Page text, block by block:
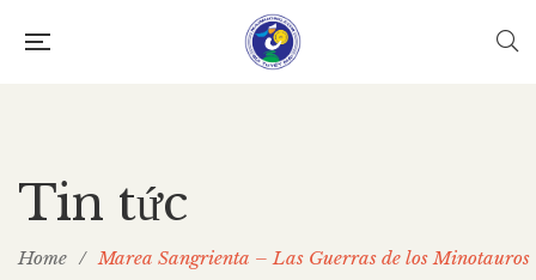
Tin tức
Home / Marea Sangrienta – Las Guerras de los Minotauros